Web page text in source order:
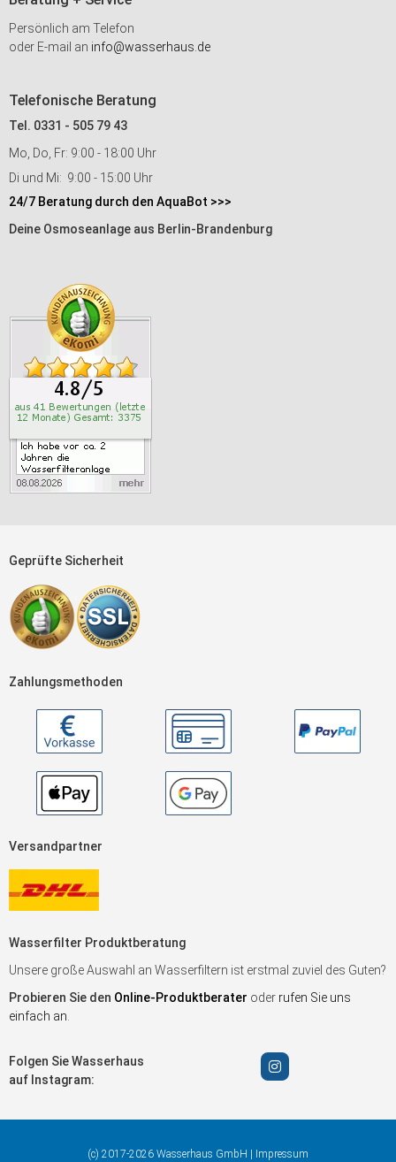
Persönlich am Telefon
oder E-mail an info@wasserhaus.de
Telefonische Beratung
Tel. 0331 - 505 79 43
Mo, Do, Fr: 9:00 - 18:00 Uhr
Di und Mi: 9:00 - 15:00 Uhr
24/7 Beratung durch den AquaBot >>>
Deine Osmoseanlage aus Berlin-Brandenburg
Geprüfte Sicherheit
Zahlungsmethoden
Versandpartner
Wasserfilter Produktberatung
Unsere große Auswahl an Wasserfiltern ist erstmal zuviel des Guten?
Probieren Sie den Online-Produktberater oder rufen Sie uns
einfach an.
Folgen Sie Wasserhaus
auf Instagram:
(c) 2017-2026 Wasserhaus GmbH | Impressum